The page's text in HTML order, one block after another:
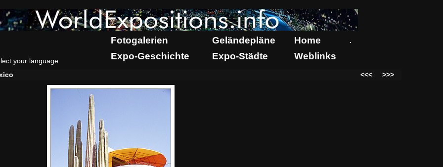
your language
Fotogalerien Geländepläne Home .
Expo-Geschichte Expo-Städte Weblinks
<<< >>>